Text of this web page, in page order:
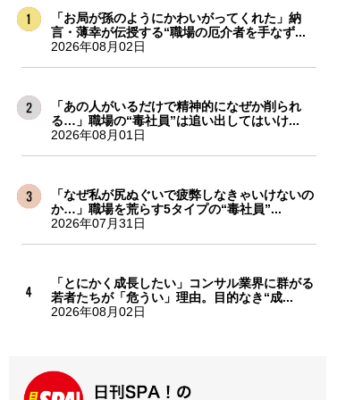
「お局が孫のようにかわいがってくれた」納
言・薄幸が伝授する“職場の厄介者を手なず...
2026年08月02日
「あの人がいるだけで精神的になぜか削られ
る…」職場の“毒社員”は追い出してはいけ...
2026年08月01日
「なぜ私が尻ぬぐいで疲弊しなきゃいけないの
か…」職場を荒らす5タイプの“毒社員”...
2026年07月31日
「とにかく成長したい」コンサル業界に群がる
若者たちが「危うい」理由。目的なき“成...
2026年08月02日